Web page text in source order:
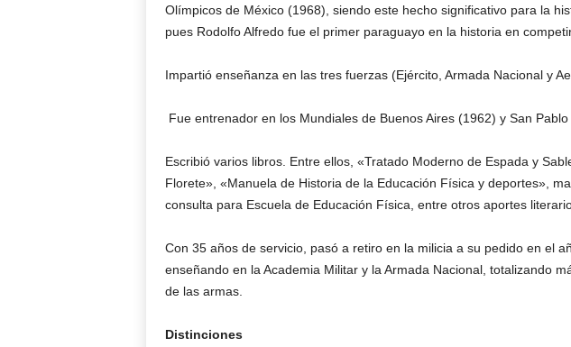
Olímpicos de México (1968), siendo este hecho significativo para la
pues Rodolfo Alfredo fue el primer paraguayo en la historia en
Impartió enseñanza en las tres fuerzas (Ejército, Armada Nacional y
Fue entrenador en los Mundiales de Buenos Aires (1962) y San Pablo
Escribió varios libros. Entre ellos, «Tratado Moderno de Espada y
Florete», «Manuela de Historia de la Educación Física y deportes»,
consulta para Escuela de Educación Física, entre otros aportes
Con 35 años de servicio, pasó a retiro en la milicia a su pedido en el
enseñando en la Academia Militar y la Armada Nacional, totalizando
de las armas.
Distinciones